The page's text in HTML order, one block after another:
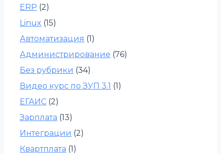
ERP (2)
Linux (15)
Автоматизация (1)
Администрирование (76)
Без рубрики (34)
Видео курс по ЗУП 3.1 (1)
ЕГАИС (2)
Зарплата (13)
Интеграции (2)
Квартплата (1)